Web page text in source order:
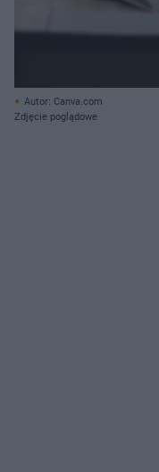
Autor: Canva.com
Zdjęcie poglądowe